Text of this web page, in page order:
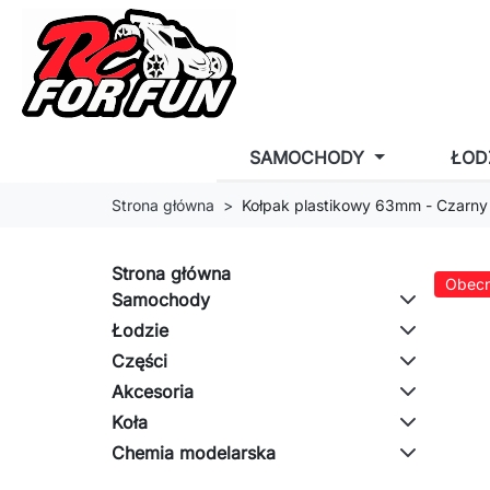
SAMOCHODY
Strona główna Kołpak plastikowy 63mm - Czarny
Strona główna
Samochody
Łodzie
Części
Akcesoria
Koła
Chemia modelarska